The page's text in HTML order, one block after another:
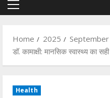
Home 2025 September
डॉ. कामाक्षी: मानसिक स्वास्थ्य का
Health